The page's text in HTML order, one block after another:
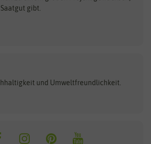
Hortitops
JUB Holland
gibt.
und Umweltfreundlichkeit.